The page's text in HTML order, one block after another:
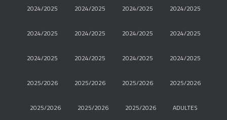
2024/2025 2024/2025 2024/2025 2024/2025
2024/2025 2024/2025 2024/2025 2024/2025
2024/2025 2024/2025 2024/2025 2024/2025
2025/2026 2025/2026 2025/2026 2025/2026
2025/2026 2025/2026 2025/2026 ADULTES